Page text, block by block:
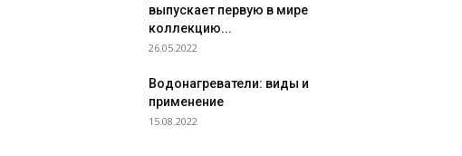
выпускает первую в мире
коллекцию...
26.05.2022
Водонагреватели: виды и
применение
15.08.2022